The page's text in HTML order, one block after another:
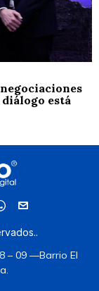
está
.
– 09 —Barrio El